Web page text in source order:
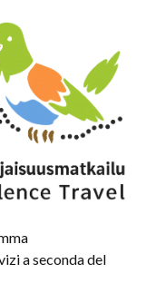
a seconda del